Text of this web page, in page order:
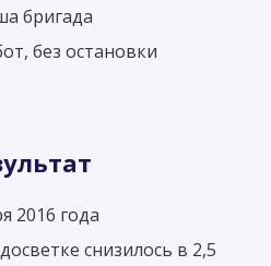
бригада
без остановки
2016 года
снизилось в 2,5